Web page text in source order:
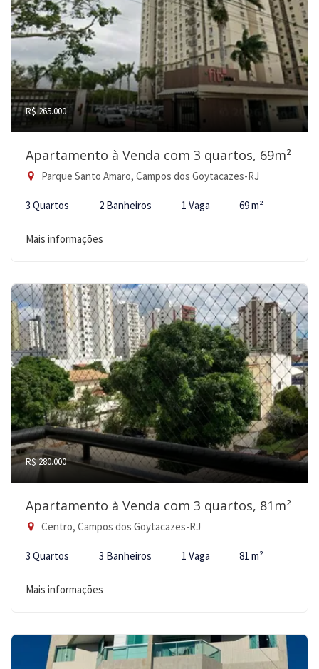
R$ 265.000
Apartamento à Venda com 3 quartos, 69m²
Parque Santo Amaro, Campos dos Goytacazes-RJ
3 Quartos 2 Banheiros 1 Vaga 69 m²
Mais informações
R$ 280.000
Apartamento à Venda com 3 quartos, 81m²
Centro, Campos dos Goytacazes-RJ
3 Quartos 3 Banheiros 1 Vaga 81 m²
Mais informações